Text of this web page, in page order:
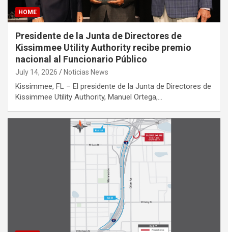
HOME
Presidente de la Junta de Directores de
Kissimmee Utility Authority recibe premio
nacional al Funcionario Público
July 14, 2026 Noticias News
Kissimmee, FL – El presidente de la Junta de Directores de
Kissimmee Utility Authority, Manuel Ortega,…